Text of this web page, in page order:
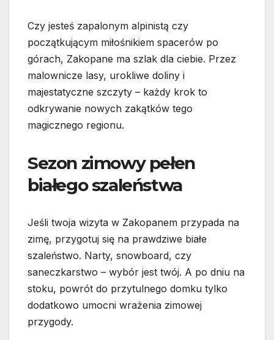
Czy jesteś zapalonym alpinistą czy
początkującym miłośnikiem spacerów po
górach, Zakopane ma szlak dla ciebie. Przez
malownicze lasy, urokliwe doliny i
majestatyczne szczyty – każdy krok to
odkrywanie nowych zakątków tego
magicznego regionu.
Sezon zimowy pełen
białego szaleństwa
Jeśli twoja wizyta w Zakopanem przypada na
zimę, przygotuj się na prawdziwe białe
szaleństwo. Narty, snowboard, czy
saneczkarstwo – wybór jest twój. A po dniu na
stoku, powrót do przytulnego domku tylko
dodatkowo umocni wrażenia zimowej
przygody.